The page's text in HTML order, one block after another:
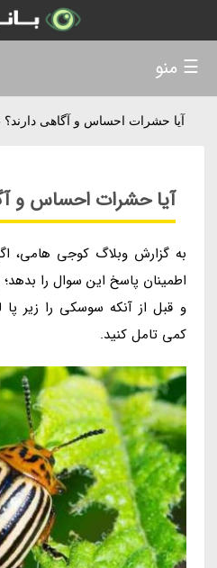
آیا حشرات احساس و آگاهی
آیا حشرات احساس و
به گزارش وبلاگ کوجی هامی،
اطمینان پاسخ این سوال را
و قبل از آنکه سوسکی را زیر پا
کمی تامل کنید.
☰ منو